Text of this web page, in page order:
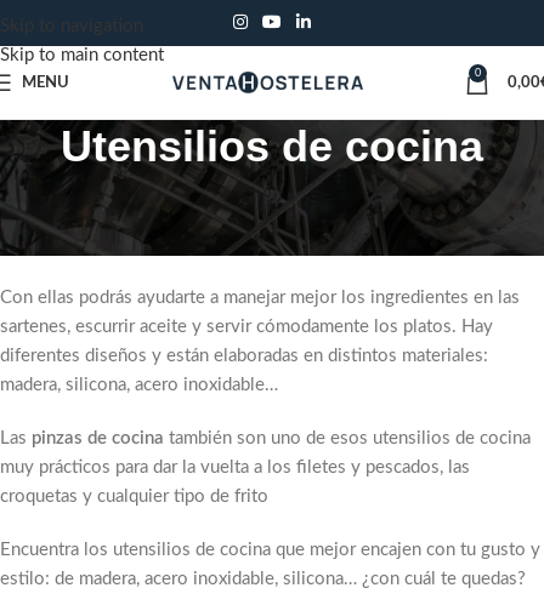
Skip to navigation
Skip to main content
MENU
0
0,00
Utensilios de cocina
Los utensilios de cocina son accesorios indispensables que no
pueden faltar en ninguna cocina, dentro de ellos encontramos
algunos esenciales como las
espátulas y espumaderas
Con ellas podrás ayudarte a manejar mejor los ingredientes en las
sartenes, escurrir aceite y servir cómodamente los platos. Hay
diferentes diseños y están elaboradas en distintos materiales:
madera, silicona, acero inoxidable…
Las pinzas de cocina también son uno de esos utensilios de cocina
muy prácticos para dar la vuelta a los filetes y pescados, las
croquetas y cualquier tipo de frito
Encuentra los utensilios de cocina que mejor encajen con tu gusto y
estilo: de madera, acero inoxidable, silicona… ¿con cuál te quedas?